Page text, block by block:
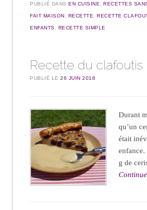
PUBLIÉ DANSEN CUISINE ,RECETTES
FAIT MAISON RECETTE ,RECETTE
ENFANTS RECETTE SIMPLE
Recette du clafoutis
PUBLIÉ LE26 JUIN 2018
Durant
qu’un
était
g de